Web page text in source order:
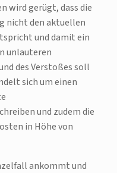
wird gerügt, dass die
nicht den aktuellen
und damit ein
unlauteren
des Verstoßes soll
sich um einen
und zudem die
in Höhe von
ankommt und